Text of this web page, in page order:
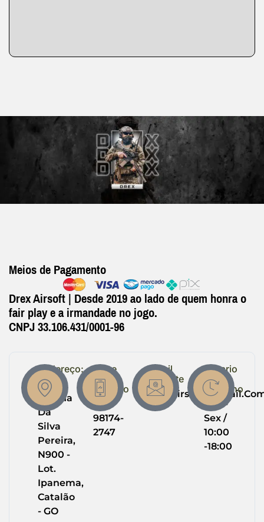
Meios de Pagamento
Drex Airsoft | Desde 2019 ao lado de quem honra o
fair play e a irmandade no jogo.
CNPJ 33.106.431/0001-96
Endereço:
R.
Helena
Da
Silva
Pereira,
N900 -
Lot.
Ipanema,
Catalão
- GO
Entre
em
Contato
(64)
98174-
2747
Email
Suporte
Horario
de
Trabalho
Seg -
Sex /
10:00
-18:00